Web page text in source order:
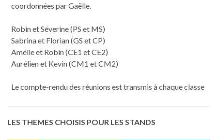
coordonnées par Gaëlle.
Robin et Séverine (PS et MS)
Sabrina et Florian (GS et CP)
Amélie et Robin (CE1 et CE2)
Aurélien et Kevin (CM1 et CM2)
Le compte-rendu des réunions est transmis à chaque classe
LES THEMES CHOISIS POUR LES STANDS